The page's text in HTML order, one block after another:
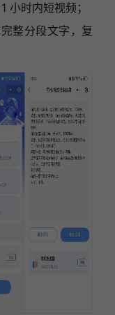
小时内短视频；
整分段文字，复